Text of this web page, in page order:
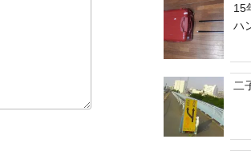
15
ハ
二